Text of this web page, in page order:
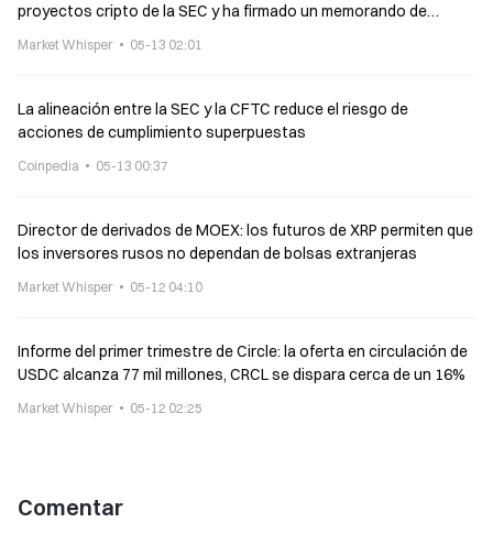
proyectos cripto de la SEC y ha firmado un memorando de
aplicación de la ley
Market Whisper 05-13 02:01
La alineación entre la SEC y la CFTC reduce el riesgo de
acciones de cumplimiento superpuestas
Coinpedia 05-13 00:37
Director de derivados de MOEX: los futuros de XRP permiten que
los inversores rusos no dependan de bolsas extranjeras
Market Whisper 05-12 04:10
Informe del primer trimestre de Circle: la oferta en circulación de
USDC alcanza 77 mil millones, CRCL se dispara cerca de un 16%
Market Whisper 05-12 02:25
Comentar